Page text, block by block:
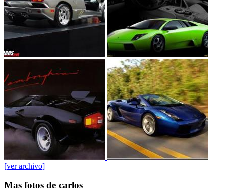
[ver archivo]
Mas fotos de carlos